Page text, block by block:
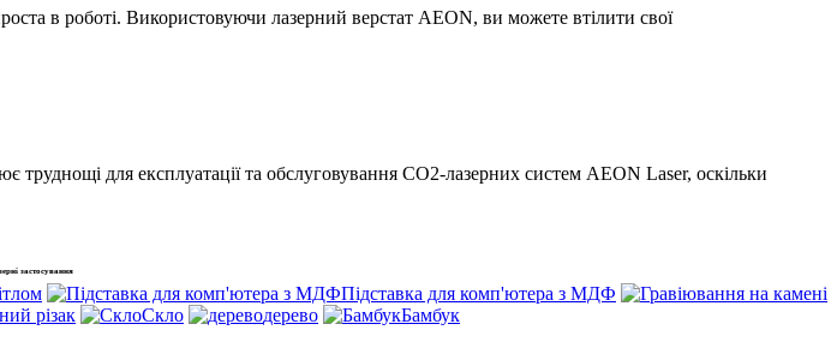
в роботі. Використовуючи лазерний верстат AEON, ви можете втілити свої
для експлуатації та обслуговування CO2-лазерних систем AEON Laser, оскільки
застосування
Підставка для комп'ютера з МДФ
різак Скло дерево Бамбук